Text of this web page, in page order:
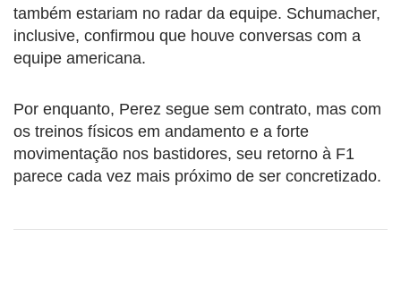
também estariam no radar da equipe. Schumacher,
inclusive, confirmou que houve conversas com a
equipe americana.
Por enquanto, Perez segue sem contrato, mas com
os treinos físicos em andamento e a forte
movimentação nos bastidores, seu retorno à F1
parece cada vez mais próximo de ser concretizado.